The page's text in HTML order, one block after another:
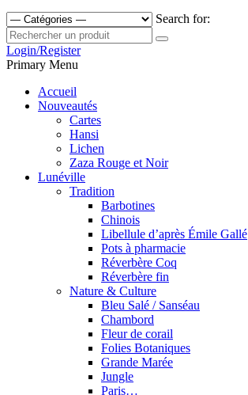
Search for:
Login/Register
Primary Menu
Accueil
Nouveautés
Cartes
Hansi
Lichen
Zaza Rouge et Noir
Lunéville
Tradition
Barbotines
Chinois
Libellule d’après Émile Gallé
Pots à pharmacie
Réverbère Coq
Réverbère fin
Nature & Culture
Bleu Salé / Sanséau
Chambord
Fleur de corail
Folies Botaniques
Grande Marée
Jungle
Paris…